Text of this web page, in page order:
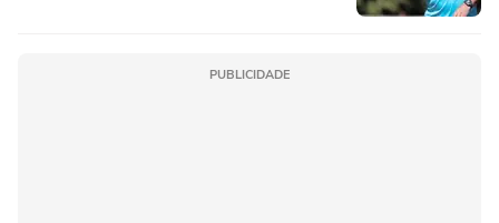
PUBLICIDADE